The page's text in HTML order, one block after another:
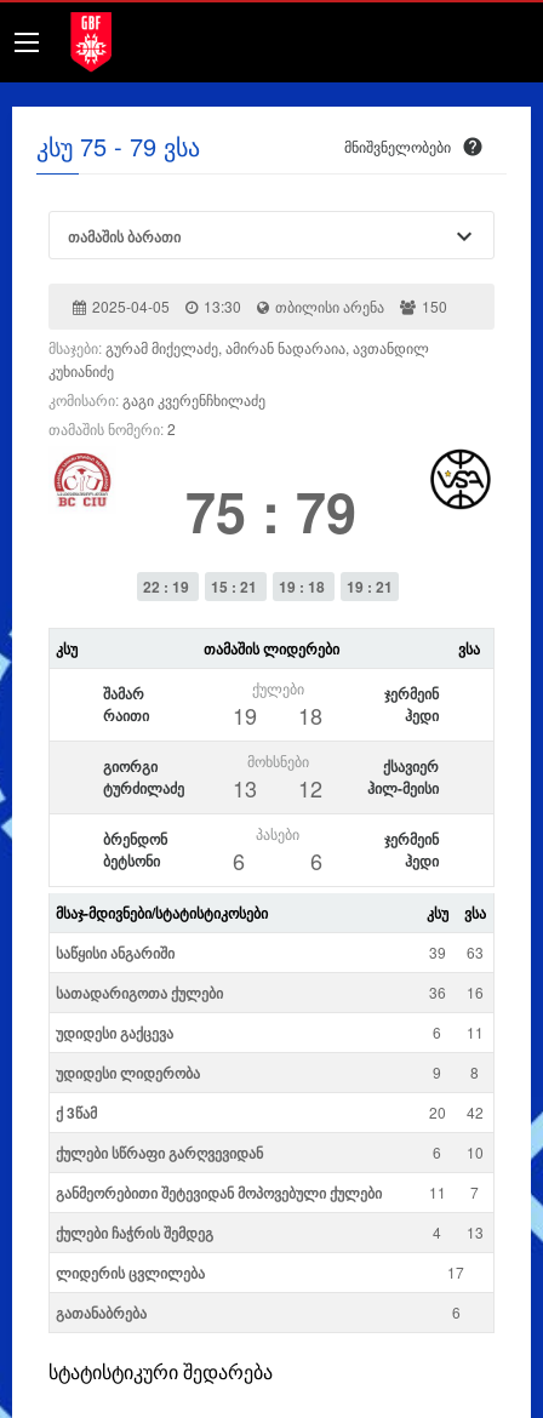
კსუ 75 - 79 ვსა მნიშვნელობები
თამაშის ბარათი
2025-04-05 13:30 თბილისი არენა
150
მსაჯები:გურამ მიქელაძე, ამირან ნადარაია, ავთანდილ
კუხიანიძე
კომისარი:გაგი კვერენჩხილაძე
თამაშის ნომერი:2
75 : 79
22 : 19 15 : 21 19 : 18 19 : 21
ᲙᲡᲣ ᲗᲐᲛᲐᲨᲘᲡ ᲚᲘᲓᲔᲠᲔᲑᲘ ᲕᲡᲐ
შამარ
რაითი
ᲥᲣᲚᲔᲑᲘ
19 18
ჯერმეინ
ჰედი
გიორგი
ტურძილაძე
ᲛᲝᲮᲡᲜᲔᲑᲘ
13 12
ქსავიერ
ჰილ-მეისი
ბრენდონ
ბეტსონი
ᲞᲐᲡᲔᲑᲘ
6 6
ჯერმეინ
ჰედი
ᲛᲡᲐᲯ-ᲛᲓᲘᲕᲜᲔᲑᲘ/ᲡᲢᲐᲢᲘᲡᲢᲘᲙᲝᲡᲔᲑᲘ ᲙᲡᲣ
ᲕᲡᲐ
საწყისი ანგარიში
39 63
სათადარიგოთა ქულები 36 16
უდიდესი გაქცევა 6 11
უდიდესი ლიდერობა 9 8
ქ 3წამ 20 42
ქულები სწრაფი გარღვევიდან 6 10
განმეორებითი შეტევიდან მოპოვებული ქულები 11 7
ქულები ჩაჭრის შემდეგ 4 13
ლიდერის ცვლილება 17
გათანაბრება 6
სტატისტიკური შედარება